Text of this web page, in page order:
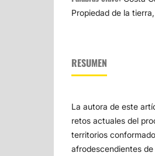
Propiedad de la
RESUMEN
La autora de este
retos actuales del
territorios
afrodescendientes